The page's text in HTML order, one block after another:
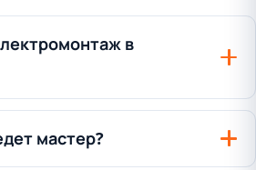
в
мастер?